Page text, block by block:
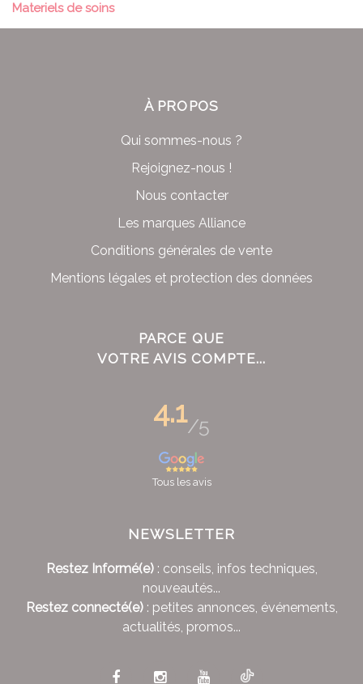
Materiels de soins
À PROPOS
Qui sommes-nous ?
Rejoignez-nous !
Nous contacter
Les marques Alliance
Conditions générales de vente
Mentions légales et protection des données
PARCE QUE
VOTRE AVIS COMPTE...
4.1/5
Tous les avis
NEWSLETTER
Restez Informé(e): conseils, infos techniques,
nouveautés...
Restez connecté(e): petites annonces, événements,
actualités, promos...